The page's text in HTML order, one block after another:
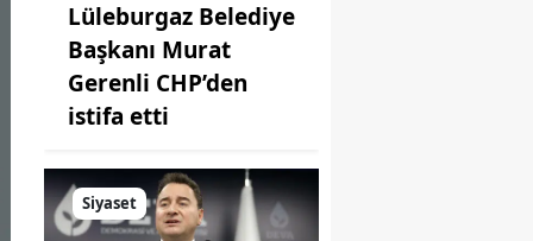
Lüleburgaz Belediye
Başkanı Murat
Gerenli CHP’den
istifa etti
Siyaset